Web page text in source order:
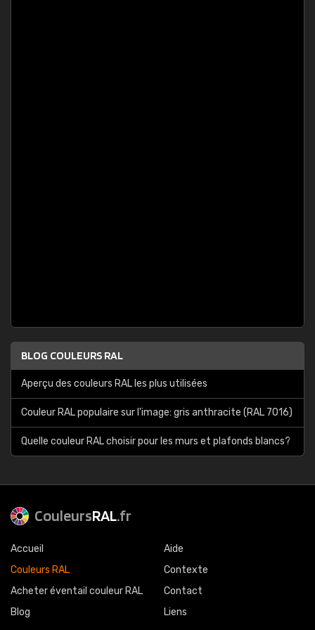
BLOG COULEURS RAL
Aperçu des couleurs RAL les plus utilisées
Couleur RAL populaire sur l'image: gris anthracite (RAL 7016)
Quelle couleur RAL choisir pour les murs et plafonds blancs?
CouleursRAL.fr
Accueil
Couleurs RAL
Acheter éventail couleur RAL
Blog
Aide
Contexte
Contact
Liens